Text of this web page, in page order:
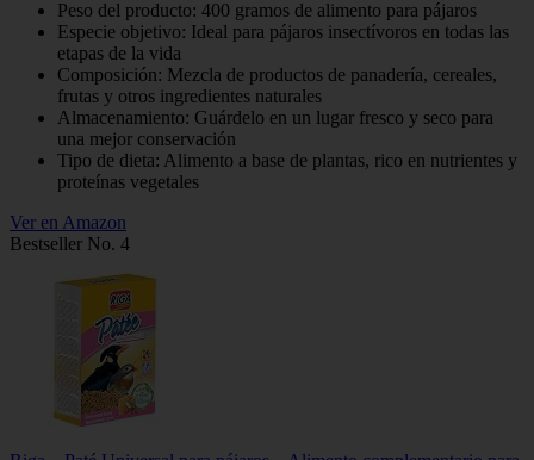
Peso del producto: 400 gramos de alimento para pájaros
Especie objetivo: Ideal para pájaros insectívoros en todas las
etapas de la vida
Composición: Mezcla de productos de panadería, cereales,
frutas y otros ingredientes naturales
Almacenamiento: Guárdelo en un lugar fresco y seco para
una mejor conservación
Tipo de dieta: Alimento a base de plantas, rico en nutrientes y
proteínas vegetales
Ver en Amazon
Bestseller No. 4